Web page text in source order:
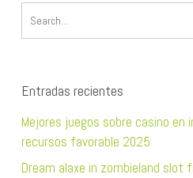
Entradas recientes
Mejores juegos sobre casino en
recursos favorable 2025
Dream alaxe in zombieland slot